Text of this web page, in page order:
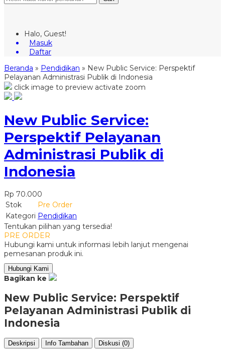
Halo, Guest!
Masuk
Daftar
Beranda » Pendidikan » New Public Service: Perspektif
Pelayanan Administrasi Publik di Indonesia
click image to preview activate zoom
New Public Service:
Perspektif Pelayanan
Administrasi Publik di
Indonesia
Rp 70.000
Stok
Pre Order
Kategori Pendidikan
Tentukan pilihan yang tersedia!
PRE ORDER
Hubungi kami untuk informasi lebih lanjut mengenai
pemesanan produk ini.
Hubungi Kami
Bagikan ke
New Public Service: Perspektif
Pelayanan Administrasi Publik di
Indonesia
Deskripsi Info Tambahan Diskusi (0)